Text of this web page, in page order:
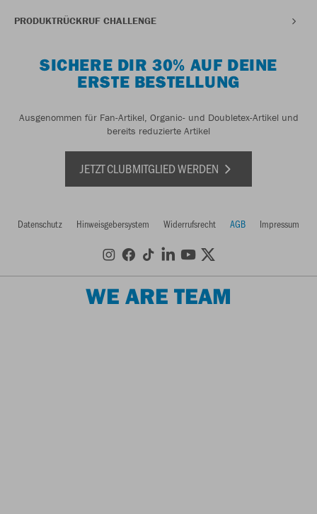
PRODUKTRÜCKRUF CHALLENGE
SICHERE DIR 30% AUF DEINE
ERSTE BESTELLUNG
Ausgenommen für Fan-Artikel, Organic- und Doubletex-Artikel und
bereits reduzierte Artikel
JETZT CLUBMITGLIED WERDEN
Datenschutz Hinweisgebersystem Widerrufsrecht AGB Impressum
WE ARE TEAM